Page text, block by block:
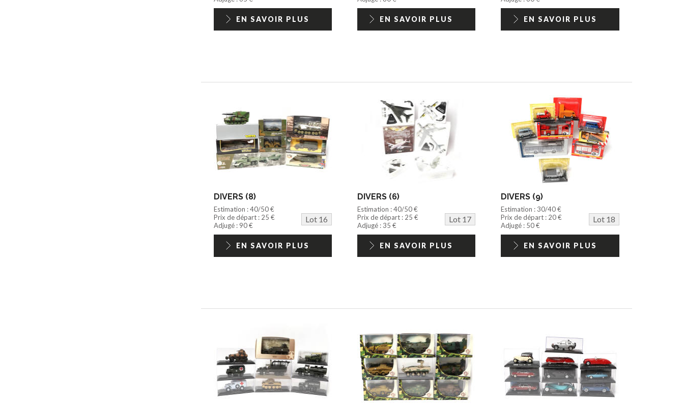
EN SAVOIR PLUS EN SAVOIR PLUS EN SAVOIR PLUS
DIVERS (8)
Estimation : 40/50 €
Prix de départ : 25 €
Lot 16
Adjugé : 90 €
EN SAVOIR PLUS
DIVERS (6)
Estimation : 40/50 €
Prix de départ : 25 €
Lot 17
Adjugé : 35 €
EN SAVOIR PLUS
DIVERS (9)
Estimation : 30/40 €
Prix de départ : 20 €
Lot 18
Adjugé : 50 €
EN SAVOIR PLUS